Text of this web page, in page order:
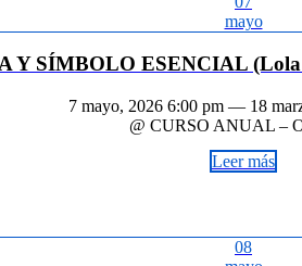
mayo
Y SÍMBOLO ESENCIAL (Lola
7 mayo, 2026 6:00 pm — 18
@ CURSO ANUAL –
Leer más
08